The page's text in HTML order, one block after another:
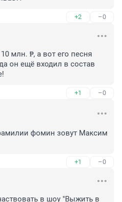
+2 –0
млн. ₱, а вот его песня
он ещё входил в состав
+1 –0
фомин зовут Максим
+1 –0
в шоу "Выжить в